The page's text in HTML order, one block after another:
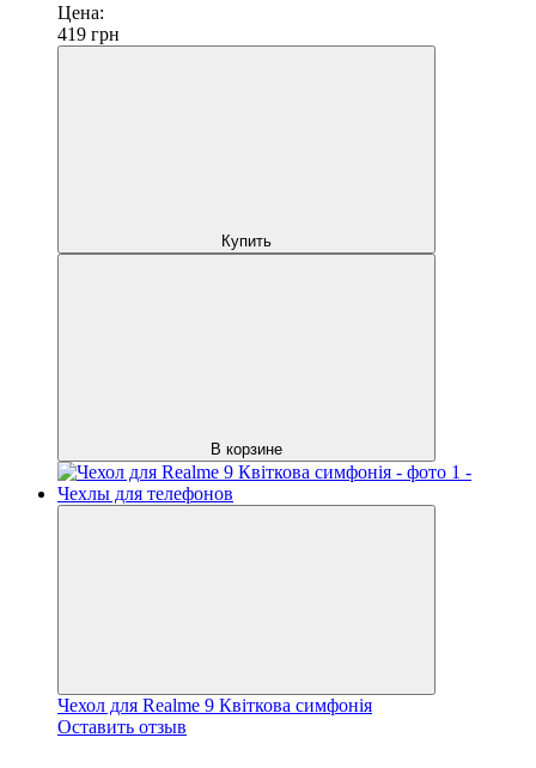
Цена:
419 грн
Купить
В корзине
Чехол для Realme 9 Квіткова симфонія
Оставить отзыв